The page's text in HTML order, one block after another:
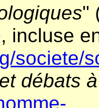
"
incluse
societe/
débats